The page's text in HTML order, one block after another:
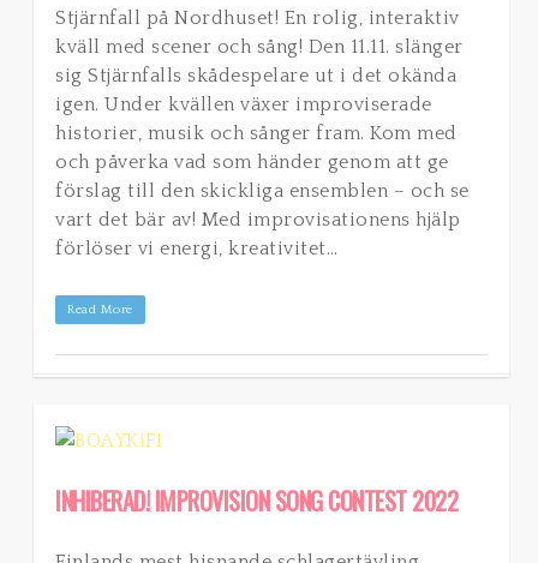
Stjärnfall på Nordhuset! En rolig, interaktiv
kväll med scener och sång! Den 11.11. slänger
sig Stjärnfalls skådespelare ut i det okända
igen. Under kvällen växer improviserade
historier, musik och sånger fram. Kom med
och påverka vad som händer genom att ge
förslag till den skickliga ensemblen – och se
vart det bär av! Med improvisationens hjälp
förlöser vi energi, kreativitet…
Read More
INHIBERAD! IMPROVISION SONG CONTEST 2022